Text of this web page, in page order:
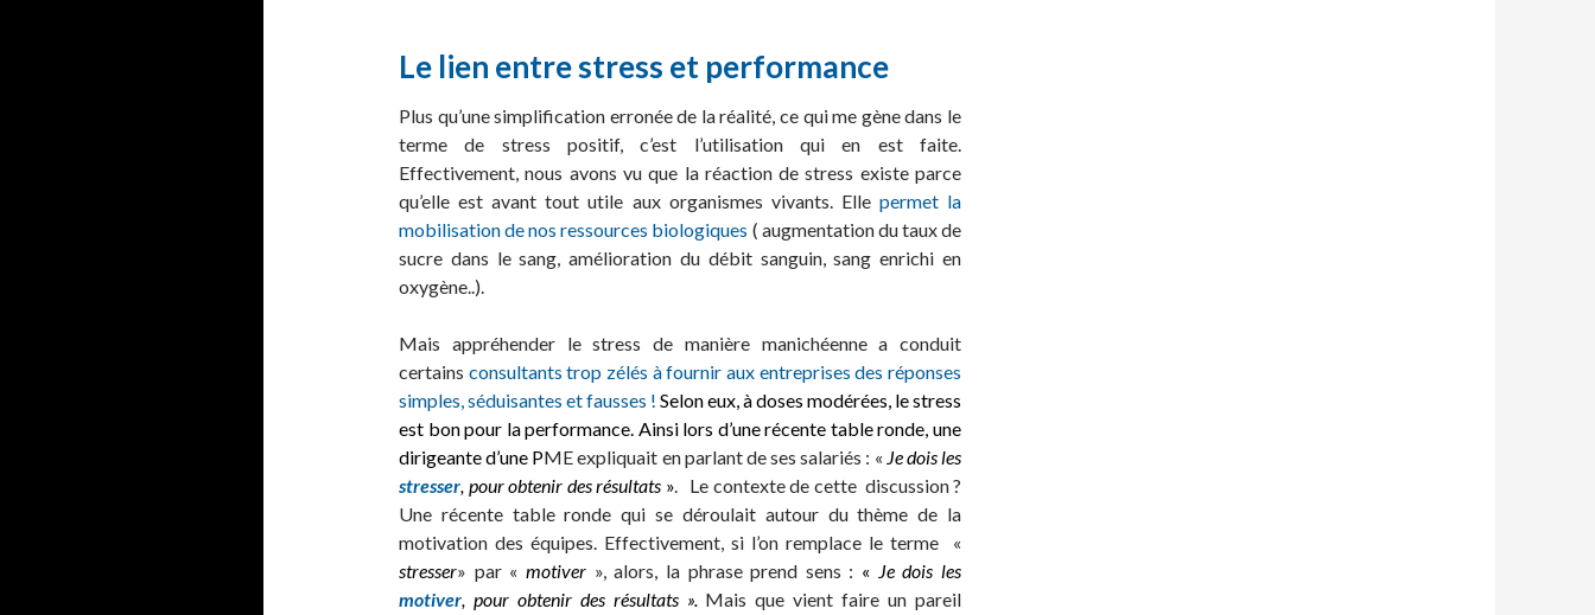
Le lien entre stress et performance
Plus qu’une simplification erronée de la réalité, ce qui me gène dans le
terme de stress positif, c’est l’utilisation qui en est faite.
Effectivement, nous avons vu que la réaction de stress existe parce
qu’elle est avant tout utile aux organismes vivants. Elle permet la
mobilisation de nos ressources biologiques ( augmentation du taux de
sucre dans le sang, amélioration du débit sanguin, sang enrichi en
oxygène..).
Mais appréhender le stress de manière manichéenne a conduit
certains consultants trop zélés à fournir aux entreprises des réponses
simples, séduisantes et fausses ! Selon eux, à doses modérées, le stress
est bon pour la performance. Ainsi lors d’une récente table ronde, une
dirigeante d’une PME expliquait en parlant de ses salariés : « Je dois les
stresser, pour obtenir des résultats ». Le contexte de cette discussion ?
Une récente table ronde qui se déroulait autour du thème de la
motivation des équipes. Effectivement, si l’on remplace le terme «
stresser» par « motiver », alors, la phrase prend sens : « Je dois les
motiver, pour obtenir des résultats ». Mais que vient faire un pareil